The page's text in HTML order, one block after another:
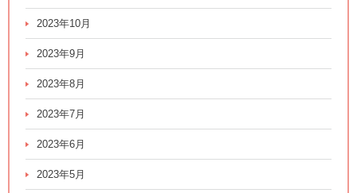
2023年10月
2023年9月
2023年8月
2023年7月
2023年6月
2023年5月